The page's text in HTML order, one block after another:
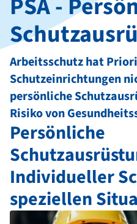
PSA -
Arbeitsschutz hat
Schutzeinrichtungen
persönliche
Risiko von
Persönliche
Individueller
speziellen